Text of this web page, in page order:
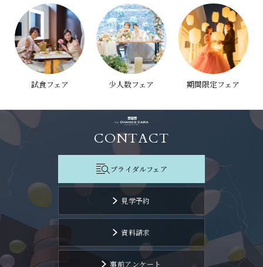
試食フェア 少人数フェア 期間限定フェア
CONTACT
ブライダルフェア
見学予約
資料請求
事前アンケート